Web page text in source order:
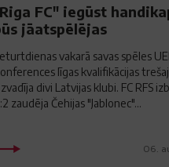
FC" iegūst
jāatspēlējas
vakarā savas spēles
līgas kvalifikācijas
divi Latvijas klubi. FC RFS
zaudēja Čehijas "Jablonec"...
06.